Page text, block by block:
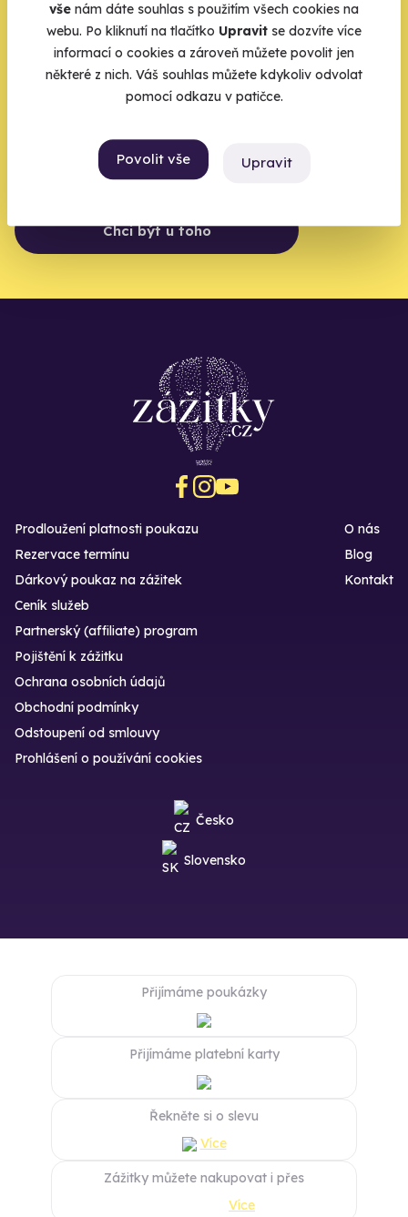
vše nám dáte souhlas s použitím všech cookies na
webu. Po kliknutí na tlačítko Upravit se dozvíte více
informací o cookies a zároveň můžete povolit jen
některé z nich. Váš souhlas můžete kdykoliv odvolat
pomocí odkazu v patičce.
Povolit vše Upravit
Zbývá jeden krok,
zbytek zařídíme my
Váš e-mail je vstupenka do světa, kde se žije naplno. Pojďte
Chci být u toho
Prodloužení platnosti poukazu
Rezervace termínu
Dárkový poukaz na zážitek
O nás
Blog
Kontakt
Ceník služeb
Partnerský (affiliate) program
Pojištění k zážitku
Ochrana osobních údajů
Obchodní podmínky
Odstoupení od smlouvy
Prohlášení o používání cookies
Česko
Slovensko
Přijímáme poukázky
Přijímáme platební karty
Řekněte si o slevu
Více
Zážitky můžete nakupovat i přes
Více